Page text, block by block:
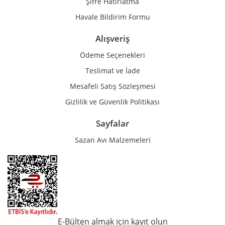
Havale Bildirim Formu
Alışveriş
Ödeme Seçenekleri
Teslimat ve İade
Mesafeli Satış Sözleşmesi
Gizlilik ve Güvenlik Politikası
Sayfalar
Sazan Avı Malzemeleri
E-Bülten almak için kayıt olun